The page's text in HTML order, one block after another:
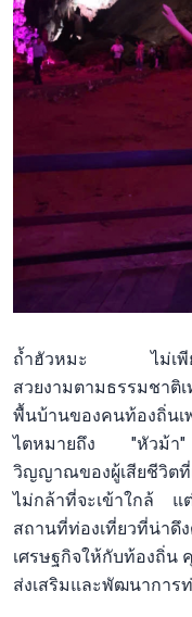
ถ้ำฮัวหมะ ไม่เพียงแ
สวยงามตามธรรมชาติ
พื้นบ้านของคนท้องถิ่น
ไตหมายถึง "หัวม้า"
วิญญาณของผู้เสียชีวิตที่
ไม่กล้าที่จะเข้าใกล้ แต่
สถานที่ท่องเที่ยวที่น่
เศรษฐกิจให้กับท้องถิ่น
ส่งเสริมและพัฒนาการ